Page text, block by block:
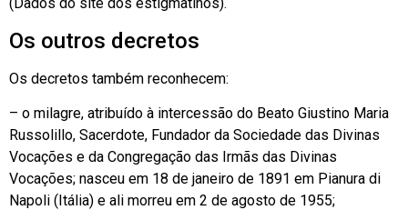
(Dados do site dos estigmatinos).
Os outros decretos
Os decretos também reconhecem:
– o milagre, atribuído à intercessão do Beato Giustino Maria
Russolillo, Sacerdote, Fundador da Sociedade das Divinas
Vocações e da Congregação das Irmãs das Divinas
Vocações; nasceu em 18 de janeiro de 1891 em Pianura di
Napoli (Itália) e ali morreu em 2 de agosto de 1955;